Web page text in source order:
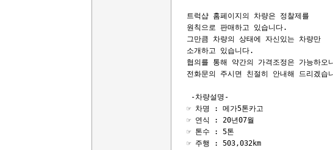
트럭샵 홈페이지의 차량은 정찰제를
원칙으로 판매하고 있습니다.
그만큼 차량의 상태에 자신있는 차량만
소개하고 있습니다.
협의를 통해 약간의 가격조정은 가능하오니
전화문의 주시면 친절히 안내해 드리겠습
-차량설명-
☞ 차명 : 메가5톤카고
☞ 연식 : 20년07월
☞ 톤수 : 5톤
☞ 주행 : 503,032km